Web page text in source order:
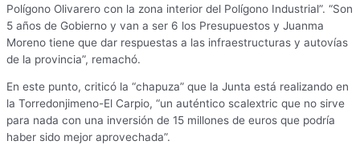
Polígono Olivarero con la zona interior del Polígono Industrial”. “Son
5 años de Gobierno y van a ser 6 los Presupuestos y Juanma
Moreno tiene que dar respuestas a las infraestructuras y autovías
de la provincia”, remachó.
En este punto, criticó la “chapuza” que la Junta está realizando en
la Torredonjimeno-El Carpio, “un auténtico scalextric que no sirve
para nada con una inversión de 15 millones de euros que podría
haber sido mejor aprovechada”.